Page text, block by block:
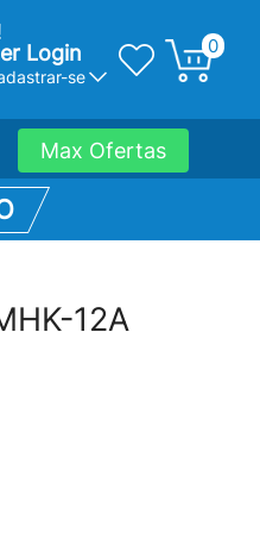
Login
se
0
Max Ofertas
12A